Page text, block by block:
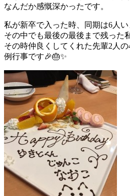
なんだか感慨深かったです。
私が新卒で入った時、同期は6人い
その中でも最後の最後まで残った
その時仲良くしてくれた先輩2人
例行事です🎉🎂✨